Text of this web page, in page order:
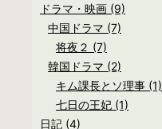
ドラマ・映画 (9)
中国ドラマ (7)
将夜２ (7)
韓国ドラマ (2)
キム課長とソ理事 (1)
七日の王妃 (1)
日記 (4)